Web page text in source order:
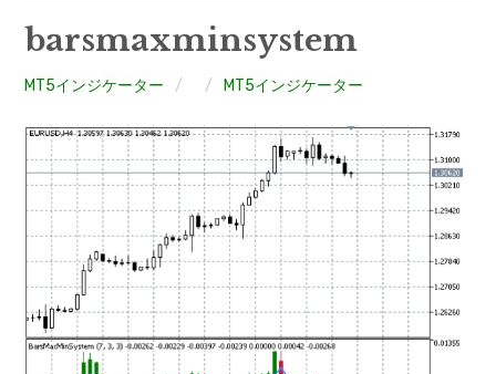
MT5EAﾀﾞｳﾝﾛｰﾄﾞ
MT4インジケーター
mqファイルをexファイルにする方法
barsmaxminsystem
MT5インジケーター MT5インジケーター